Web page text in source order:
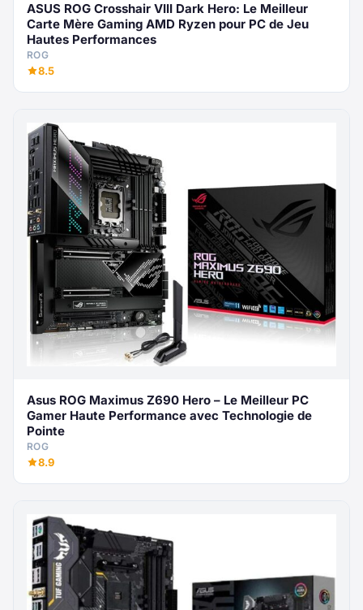
ASUS ROG Crosshair VIII Dark Hero: Le Meilleur
Carte Mère Gaming AMD Ryzen pour PC de Jeu
Hautes Performances
ROG
8.5
Asus ROG Maximus Z690 Hero – Le Meilleur PC
Gamer Haute Performance avec Technologie de
Pointe
ROG
8.9